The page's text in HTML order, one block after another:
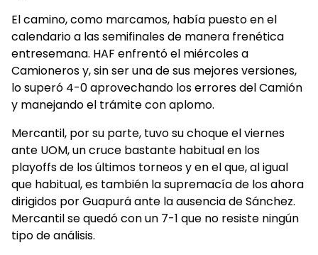
El camino, como marcamos, había puesto en el
calendario a las semifinales de manera frenética
entresemana. HAF enfrentó el miércoles a
Camioneros y, sin ser una de sus mejores versiones,
lo superó 4-0 aprovechando los errores del Camión
y manejando el trámite con aplomo.
Mercantil, por su parte, tuvo su choque el viernes
ante UOM, un cruce bastante habitual en los
playoffs de los últimos torneos y en el que, al igual
que habitual, es también la supremacía de los ahora
dirigidos por Guapurá ante la ausencia de Sánchez.
Mercantil se quedó con un 7-1 que no resiste ningún
tipo de análisis.